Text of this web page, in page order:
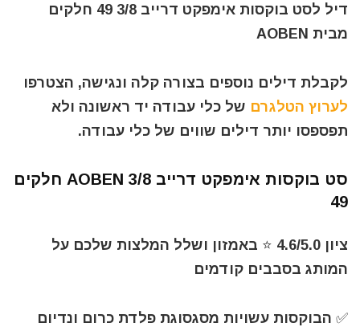
דיל לסט בוקסות אימפקט דרייב 3/8 49 חלקים
מבית AOBEN
לקבלת דילים נוספים בצורה קלה ונגישה, הצטרפו
לערוץ הטלגרם של כלי עבודה יד ראשונה ולא
תפספסו יותר דילים שווים של כלי עבודה.
סט בוקסות אימפקט דרייב 3/8 AOBEN חלקים
49
ציון 4.6/5.0 ⭐ באמזון ושלל המלצות שלכם על
המותג בסבבים קודמים
✅ הבוקסות עשויות מסגסוגת פלדת כרום ונדיום